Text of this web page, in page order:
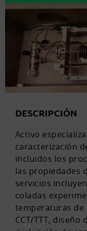
DESCRIPCIÓN
Activo
caracterización
incluidos los
las propiedades
servicios
coladas
temperaturas de
CCT/TTT,